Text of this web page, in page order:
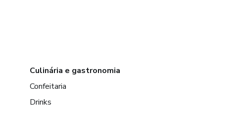
Culinária e gastronomia
Confeitaria
Drinks